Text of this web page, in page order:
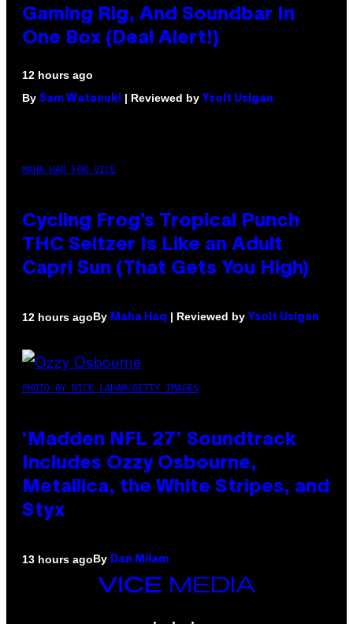
Gaming Rig, And Soundbar In
One Box (Deal Alert!)
12 hours ago
By Sam Watanuki | Reviewed by Ysolt Usigan
MAHA HAQ FOR VICE
Cycling Frog’s Tropical Punch
THC Seltzer Is Like an Adult
Capri Sun (That Gets You High)
12 hours agoBy Maha Haq | Reviewed by Ysolt Usigan
PHOTO BY NICK LAHAM/GETTY IMAGES
‘Madden NFL 27’ Soundtrack
Includes Ozzy Osbourne,
Metallica, the White Stripes, and
Styx
13 hours agoBy Dan Milam
VICE
MEDIA